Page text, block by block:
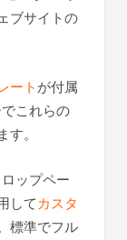
ブサイトの
ートが付属
これらの
。
ップペー
してカスタ
標準でフル